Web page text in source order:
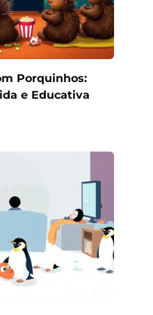
Porquinhos:
e Educativa